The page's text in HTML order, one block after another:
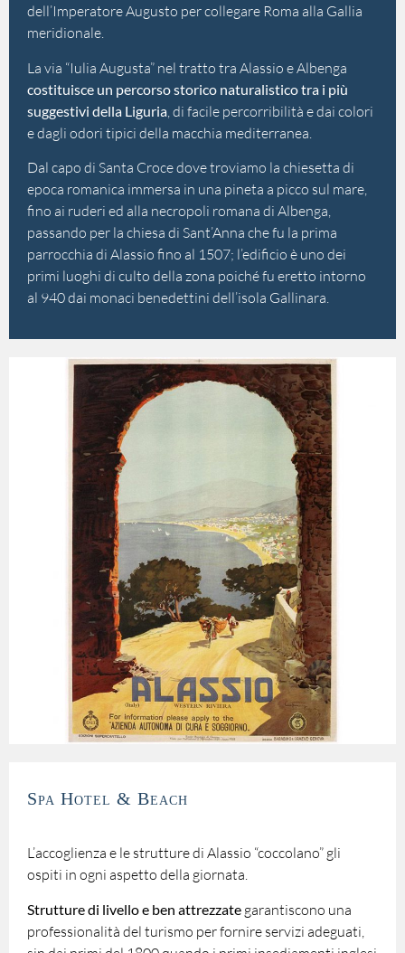
dell’Imperatore Augusto per collegare Roma alla Gallia
meridionale.
La via “Iulia Augusta” nel tratto tra Alassio e Albenga
costituisce un percorso storico naturalistico tra i più
suggestivi della Liguria , di facile percorribilità e dai colori
e dagli odori tipici della macchia mediterranea.
Dal capo di Santa Croce dove troviamo la chiesetta di
epoca romanica immersa in una pineta a picco sul mare,
fino ai ruderi ed alla necropoli romana di Albenga,
passando per la chiesa di Sant’Anna che fu la prima
parrocchia di Alassio fino al 1507; l’edificio è uno dei
primi luoghi di culto della zona poiché fu eretto intorno
al 940 dai monaci benedettini dell’isola Gallinara.
Spa Hotel & Beach
L’accoglienza e le strutture di Alassio “coccolano” gli
ospiti in ogni aspetto della giornata.
Strutture di livello e ben attrezzate garantiscono una
professionalità del turismo per fornire servizi adeguati,